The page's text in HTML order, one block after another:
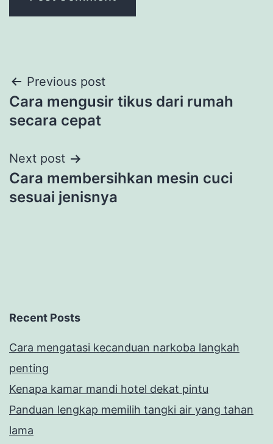
Post
navigation
Previous post
Cara mengusir tikus dari rumah
secara cepat
Next post
Cara membersihkan mesin cuci
sesuai jenisnya
Recent Posts
Cara mengatasi kecanduan narkoba langkah
penting
Kenapa kamar mandi hotel dekat pintu
Panduan lengkap memilih tangki air yang tahan
lama